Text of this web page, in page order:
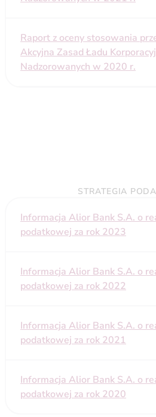
Raport z oceny stosowania
Akcyjna Zasad Ładu
Nadzorowanych w 2020 r.
STRATEGIA
Informacja Alior Bank S.A. o
podatkowej za rok 2023
Informacja Alior Bank S.A. o
podatkowej za rok 2022
Informacja Alior Bank S.A. o
podatkowej za rok 2021
Informacja Alior Bank S.A. o
podatkowej za rok 2020